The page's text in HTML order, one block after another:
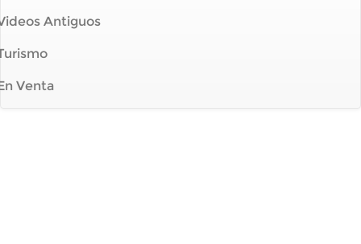
Antiguos
Venta